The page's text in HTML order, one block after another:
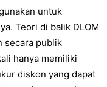
untuk
Teori di balik DLOM
secara publik
hanya memiliki
diskon yang dapat